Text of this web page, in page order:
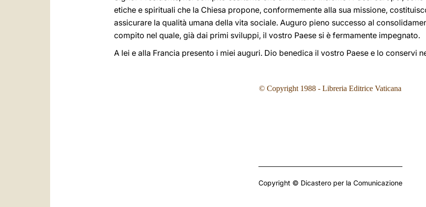
etiche e spirituali che la Chiesa propone, conformemente alla sua missione,
assicurare la qualità umana della vita sociale. Auguro pieno successo al
compito nel quale, già dai primi sviluppi, il vostro Paese si è fermamente impegnato.
A lei e alla Francia presento i miei auguri. Dio benedica il vostro Paese e lo conservi
© Copyright 1988 - Libreria Editrice Vaticana
Copyright © Dicastero per la Comunicazione